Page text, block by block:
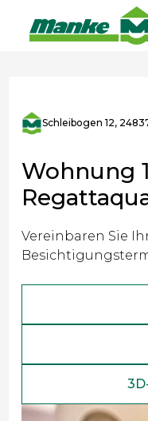
Schleibogen 12,
Wohnung
Vereinbaren Sie